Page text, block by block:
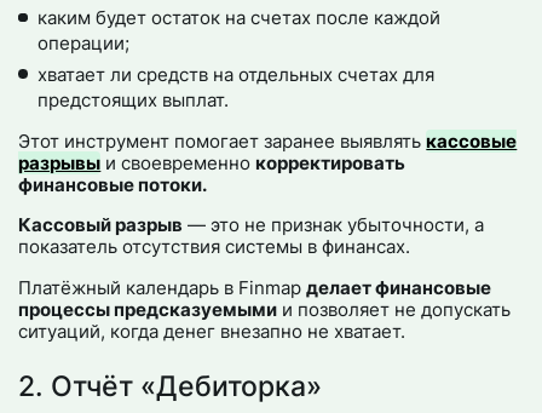
каким будет остаток на счетах после каждой
операции;
хватает ли средств на отдельных счетах для
предстоящих выплат.
Этот инструмент помогает заранее выявлять кассовые
разрывы и своевременно корректировать
финансовые потоки.
Кассовый разрыв — это не признак убыточности, а
показатель отсутствия системы в финансах.
Платёжный календарь в Finmapделает финансовые
процессы предсказуемыми и позволяет не допускать
ситуаций, когда денег внезапно не хватает.
2. Отчёт «Дебиторка»